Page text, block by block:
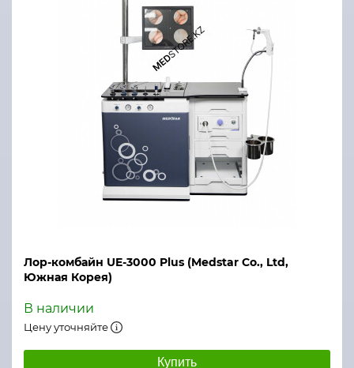
Лор-комбайн UE-3000 Plus (Medstar Co., Ltd,
Южная Корея)
В наличии
Цену уточняйте
Купить